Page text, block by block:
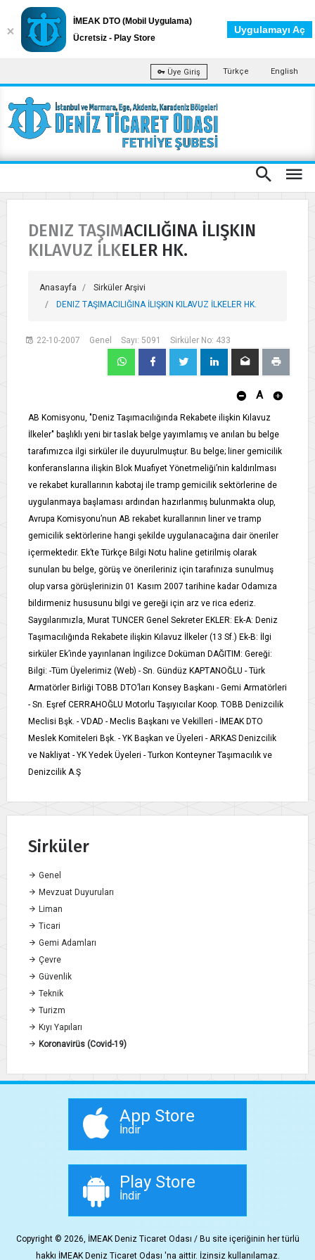
Üye Giriş Türkçe English
DENIZ TAŞIMACILIĞINA İLIŞKIN
KILAVUZ İLKELER HK.
Anasayfa
Sirküler Arşivi
DENIZ TAŞIMACILIĞINA İLIŞKIN KILAVUZ İLKELER HK.
22-10-2007 Genel Sayı: 5091 Sirküler No: 433
A
AB Komisyonu, "Deniz Taşımacılığında Rekabete ilişkin Kılavuz
İlkeler" başlıklı yeni bir taslak belge yayımlamış ve anılan bu belge
tarafımızca ilgi sirküler ile duyurulmuştur. Bu belge; liner gemicilik
konferanslarına ilişkin Blok Muafiyet Yönetmeliği’nin kaldırılması
ve rekabet kurallarının kabotaj ile tramp gemicilik sektörlerine de
uygulanmaya başlaması ardından hazırlanmış bulunmakta olup,
Avrupa Komisyonu’nun AB rekabet kurallarının liner ve tramp
gemicilik sektörlerine hangi şekilde uygulanacağına dair öneriler
içermektedir. Ek’te Türkçe Bilgi Notu haline getirilmiş olarak
sunulan bu belge, görüş ve önerileriniz için tarafınıza sunulmuş
olup varsa görüşlerinizin 01 Kasım 2007 tarihine kadar Odamıza
bildirmeniz hususunu bilgi ve gereği için arz ve rica ederiz.
Saygılarımızla, Murat TUNCER Genel Sekreter EKLER: Ek-A: Deniz
Taşımacılığında Rekabete ilişkin Kılavuz İlkeler (13 Sf.) Ek-B: İlgi
sirküler Ek’inde yayınlanan İngilizce Doküman DAĞITIM: Gereği:
Bilgi: -Tüm Üyelerimiz (Web) - Sn. Gündüz KAPTANOĞLU - Türk
Armatörler Birliği TOBB DTO’ları Konsey Başkanı - Gemi Armatörleri
- Sn. Eşref CERRAHOĞLU Motorlu Taşıyıcılar Koop. TOBB Denizcilik
Meclisi Bşk. - VDAD - Meclis Başkanı ve Vekilleri - İMEAK DTO
Meslek Komiteleri Bşk. - YK Başkan ve Üyeleri - ARKAS Denizcilik
ve Nakliyat - YK Yedek Üyeleri - Turkon Konteyner Taşımacılık ve
Denizcilik A.Ş
Sirküler
Genel
Mevzuat Duyuruları
Liman
Ticari
Gemi Adamları
Çevre
Güvenlik
Teknik
Turizm
Kıyı Yapıları
Koronavirüs (Covid-19)
App Store
İndir
Play Store
İndir
Copyright © 2026, İMEAK Deniz Ticaret Odası / Bu site içeriğinin her türlü
hakkı İMEAK Deniz Ticaret Odası 'na aittir. İzinsiz kullanılamaz.
İMEAK DTO (Mobil Uygulama)
Ücretsiz - Play Store
Uygulamayı Aç